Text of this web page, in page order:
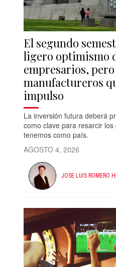
El segundo
ligero optimismo
empresarios,
manufactureros
impulso
La inversión futura deberá
como clave para resarcir
tenemos como país.
AGOSTO 4, 2026
JOSE LUIS ROMERO